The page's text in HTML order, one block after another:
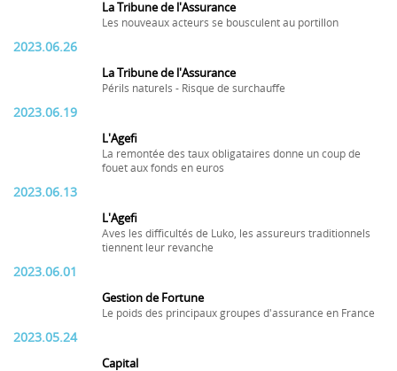
La Tribune de l'Assurance
Les nouveaux acteurs se bousculent au portillon
2023.06.26
La Tribune de l'Assurance
Périls naturels - Risque de surchauffe
2023.06.19
L'Agefi
La remontée des taux obligataires donne un coup de
fouet aux fonds en euros
2023.06.13
L'Agefi
Aves les difficultés de Luko, les assureurs traditionnels
tiennent leur revanche
2023.06.01
Gestion de Fortune
Le poids des principaux groupes d'assurance en France
2023.05.24
Capital